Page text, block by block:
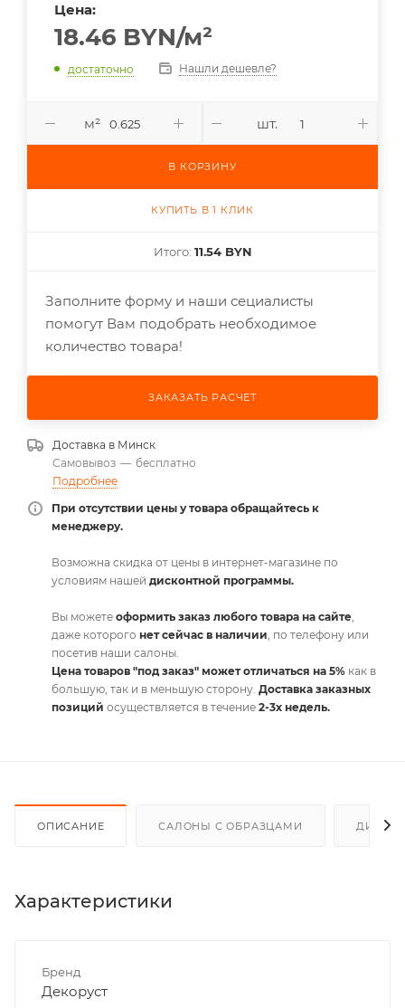
Цена:
18.46 BYN/м²
достаточно Нашли дешевле?
м² шт.
В КОРЗИНУ
КУПИТЬ В 1 КЛИК
Итого: 11.54 BYN
Заполните форму и наши сециалисты
помогут Вам подобрать необходимое
количество товара!
ЗАКАЗАТЬ РАСЧЕТ
Доставка в Минск
Самовывоз — бесплатно
Подробнее
При отсутствии цены у товара обращайтесь к
менеджеру.
Возможна скидка от цены в интернет-магазине по
условиям нашей дисконтной программы.
Вы можете оформить заказ любого товара на сайте,
даже которого нет сейчас в наличии, по телефону или
посетив наши салоны.
Цена товаров "под заказ" может отличаться на 5% как в
большую, так и в меньшую сторону. Доставка заказных
позиций осуществляется в течение 2-3х недель.
ОПИСАНИЕ САЛОНЫ С ОБРАЗЦАМИ
Характеристики
Бренд
Декоруст